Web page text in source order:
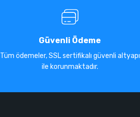
Güvenli Ödeme
Tüm ödemeler, SSL sertifikalı güvenli altyapı
ile korunmaktadır.